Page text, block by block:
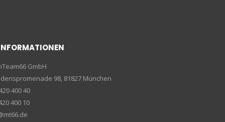
GmbH
98, 81827 München
400 40
400 10